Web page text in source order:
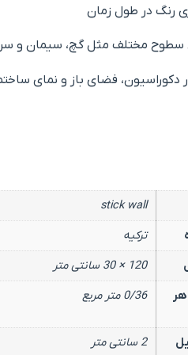
رنگ در طول زمان
سطوح مختلف مثل گچ، سیمان و
دکوراسیون، فضای باز و نمای
stick wall
ترکیه
120 × 30 سانتی متر
0/36 متر مربع
2 سانتی متر